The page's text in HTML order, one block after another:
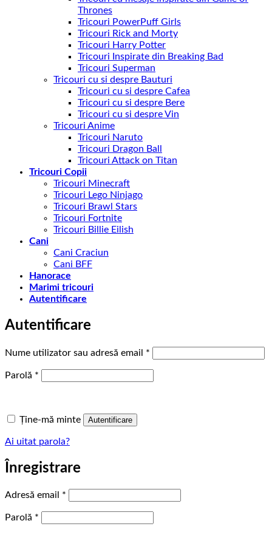
Thrones
Tricouri PowerPuff Girls
Tricouri Rick and Morty
Tricouri Harry Potter
Tricouri Inspirate din Breaking Bad
Tricouri Superman
Tricouri cu si despre Bauturi
Tricouri cu si despre Cafea
Tricouri cu si despre Bere
Tricouri cu si despre Vin
Tricouri Anime
Tricouri Naruto
Tricouri Dragon Ball
Tricouri Attack on Titan
Tricouri Copii
Tricouri Minecraft
Tricouri Lego Ninjago
Tricouri Brawl Stars
Tricouri Fortnite
Tricouri Billie Eilish
Cani
Cani Craciun
Cani BFF
Hanorace
Marimi tricouri
Autentificare
Autentificare
Nume utilizator sau adresă email *
Parolă *
Ține-mă minte Autentificare
Ai uitat parola?
Înregistrare
Adresă email *
Parolă *